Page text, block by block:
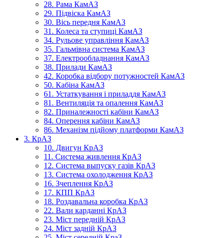
28. Рама КамАЗ
29. Підвіска КамАЗ
30. Вісь передня КамАЗ
31. Колеса та ступиці КамАЗ
34. Рульове управління КамАЗ
35. Гальмівна система КамАЗ
37. Електрообладнання КамАЗ
38. Прилади КамАЗ
42. Коробка відбору потужностей КамАЗ
50. Кабіна КамАЗ
61. Устаткування і приладдя КамАЗ
81. Вентиляція та опалення КамАЗ
82. Приналежності кабіни КамАЗ
84. Оперення кабіни КамАЗ
86. Механізм підйому платформи КамАЗ
3. КрАЗ
10. Двигун КрАЗ
11. Система живлення КрАЗ
12. Система выпуску газів КрАЗ
13. Система охолодження КрАЗ
16. Зчеплення КрАЗ
17. КПП КрАЗ
18. Роздавальна коробка КрАЗ
22. Вали карданні КрАЗ
23. Міст передній КрАЗ
24. Міст задній КрАЗ